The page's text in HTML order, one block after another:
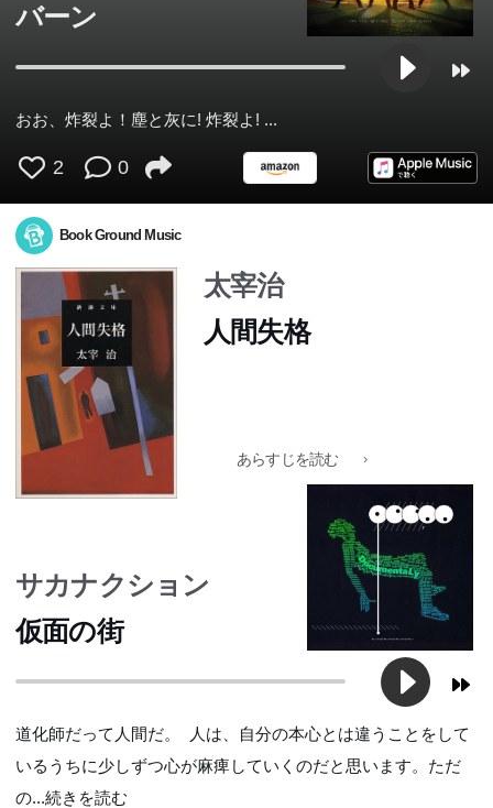
バーン
おお、炸裂よ！塵と灰に! 炸裂よ! ...
2 0
Book Ground Music
太宰治
人間失格
あらすじを読む
サカナクション
仮面の街
道化師だって人間だ。 人は、自分の本心とは違うことをして
いるうちに少しずつ心が麻痺していくのだと思います。ただ
の...続きを読む